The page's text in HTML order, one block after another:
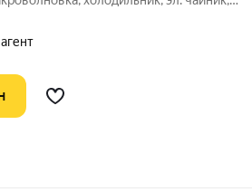
принадлежностями и гостиничной